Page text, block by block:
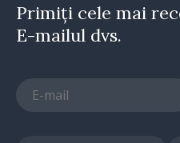
Primiți cele mai
E-mailul dvs.